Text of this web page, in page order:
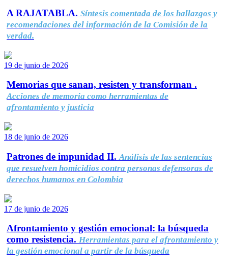
A RAJATABLA. Síntesis comentada de los hallazgos y
recomendaciones del información de la Comisión de la
verdad.
19 de junio de 2026
Memorias que sanan, resisten y transforman .
Acciones de memoria como herramientas de
afrontamiento y justicia
18 de junio de 2026
Patrones de impunidad II. Análisis de las sentencias
que resuelven homicidios contra personas defensoras de
derechos humanos en Colombia
17 de junio de 2026
Afrontamiento y gestión emocional: la búsqueda
como resistencia. Herramientas para el afrontamiento y
la gestión emocional a partir de la búsqueda